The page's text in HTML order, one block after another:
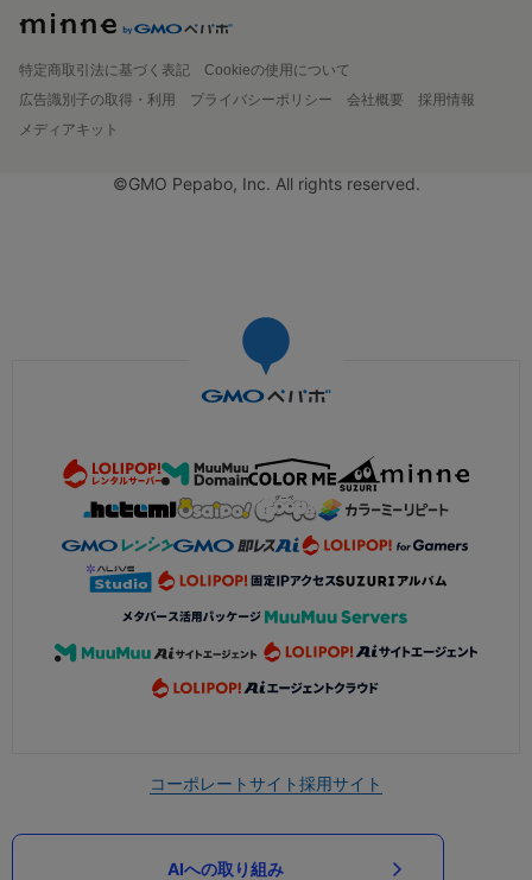
特定商取引法に基づく表記
Cookieの使用について
広告識別子の取得・利用
プライバシーポリシー 会社概要
採用情報
メディアキット
©GMO Pepabo, Inc. All rights reserved.
コーポレートサイト採用サイト
AIへの取り組み